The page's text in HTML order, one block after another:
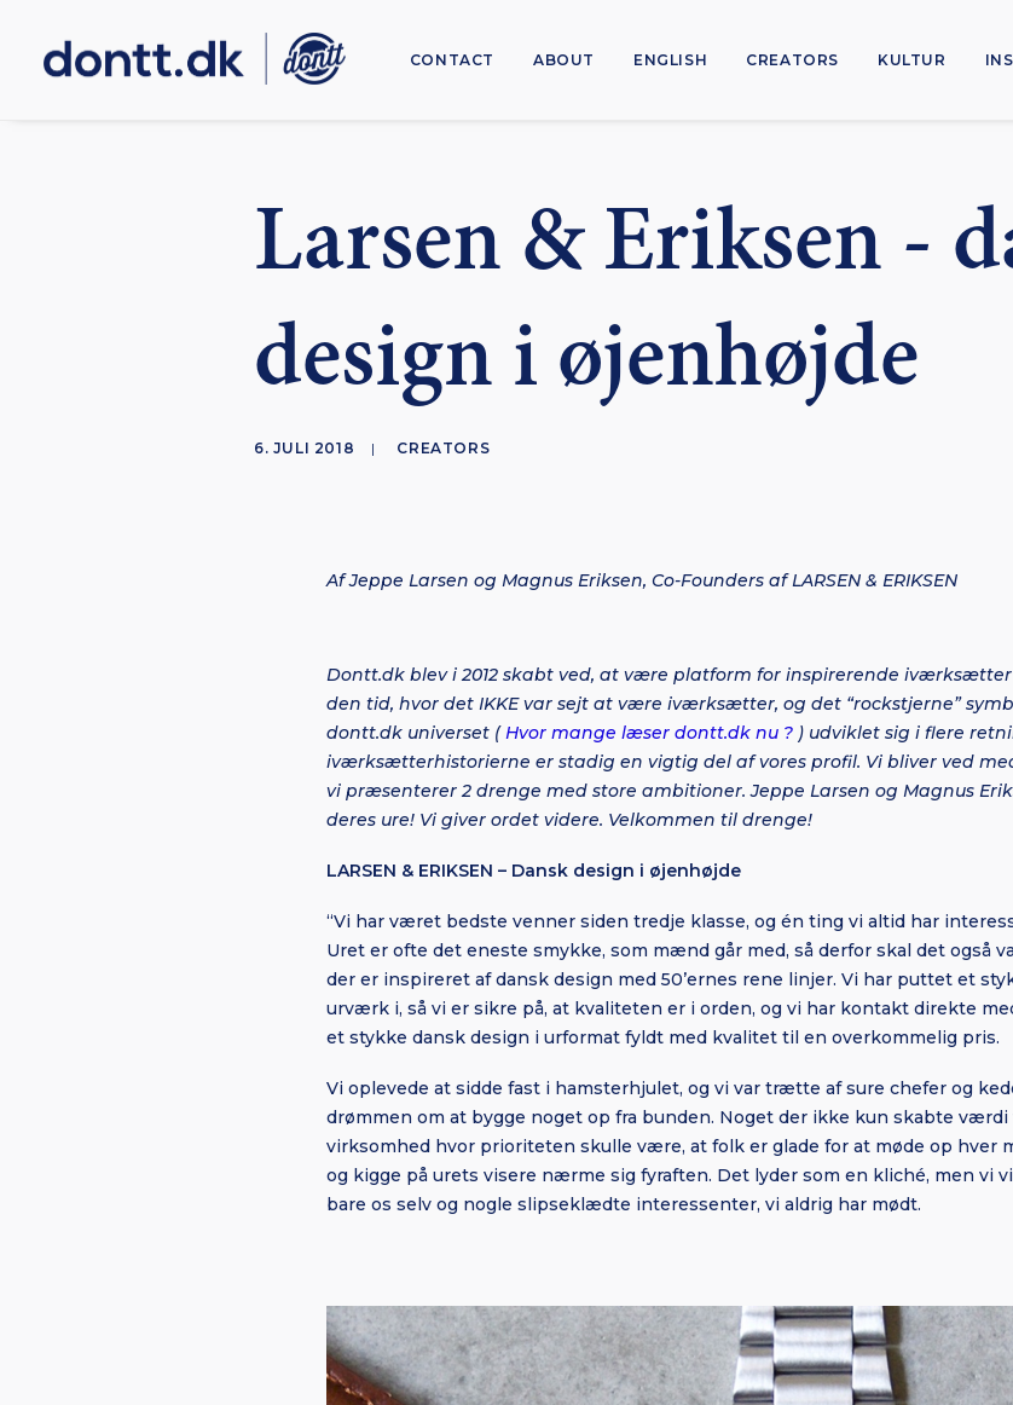
CONTACT ABOUT ENGLISH CREATORS KULTUR
Larsen & Eriksen -
design i øjenhøjde
6. JULI 2018 | CREATORS
Af Jeppe Larsen og Magnus Eriksen, Co-Founders af LARSEN & ERIKSEN
Dontt.dk blev i 2012 skabt ved, at være platform for inspirerende
den tid, hvor det IKKE var sejt at være iværksætter, og det “rockstjerne”
dontt.dk universet (Hvor mange læser dontt.dk nu ? ) udviklet sig i flere
iværksætterhistorierne er stadig en vigtig del af vores profil. Vi bliver ved
vi præsenterer 2 drenge med store ambitioner. Jeppe Larsen og Magnus
deres ure! Vi giver ordet videre. Velkommen til drenge!
LARSEN & ERIKSEN – Dansk design i øjenhøjde
“Vi har været bedste venner siden tredje klasse, og én ting vi altid har
Uret er ofte det eneste smykke, som mænd går med, så derfor skal det også
der er inspireret af dansk design med 50’ernes rene linjer. Vi har puttet et
urværk i, så vi er sikre på, at kvaliteten er i orden, og vi har kontakt direkte
et stykke dansk design i urformat fyldt med kvalitet til en overkommelig pris.
Vi oplevede at sidde fast i hamsterhjulet, og vi var trætte af sure chefer og
drømmen om at bygge noget op fra bunden. Noget der ikke kun skabte værdi
virksomhed hvor prioriteten skulle være, at folk er glade for at møde op hver
og kigge på urets visere nærme sig fyraften. Det lyder som en kliché, men vi
bare os selv og nogle slipseklædte interessenter, vi aldrig har mødt.